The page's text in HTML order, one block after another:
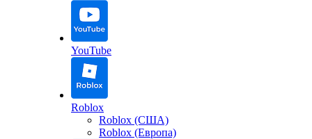
YouTube
Roblox
Roblox (США)
Roblox (Европа)